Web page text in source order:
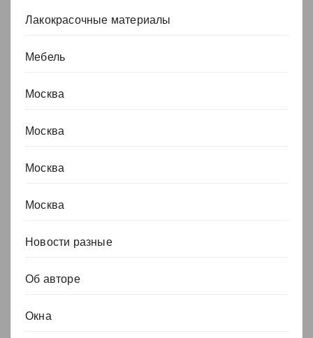
Лакокрасочные материалы
Мебель
Москва
Москва
Москва
Москва
Новости разные
Об авторе
Окна